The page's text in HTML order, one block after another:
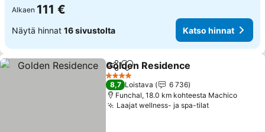
Alkaen 111 €
Näytä hinnat 16 sivustolta Katso hinnat
Jaa Lisää suosikkeihin
Golden Residence
4 Tähtiluokitus
8,7 Loistava
6 736
Funchal, 18.0 km kohteesta Machico
Laajat wellness- ja spa-tilat